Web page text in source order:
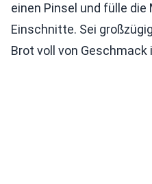
einen Pinsel und fülle die
Einschnitte. Sei
Brot voll von Geschmack